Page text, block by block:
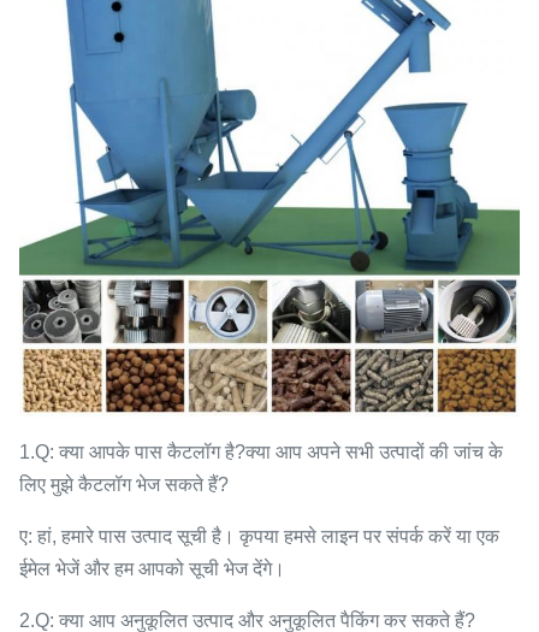
1.Q: क्या आपके पास कैटलॉग है?क्या आप अपने सभी उत्पादों की जांच के
लिए मुझे कैटलॉग भेज सकते हैं?
ए: हां, हमारे पास उत्पाद सूची है। कृपया हमसे लाइन पर संपर्क करें या एक
ईमेल भेजें और हम आपको सूची भेज देंगे।
2.Q: क्या आप अनुकूलित उत्पाद और अनुकूलित पैकिंग कर सकते हैं?